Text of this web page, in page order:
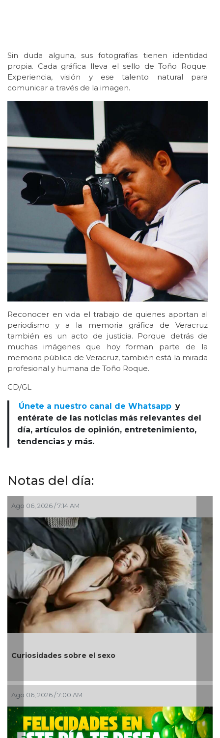
Sin duda alguna, sus fotografías tienen identidad
propia. Cada gráfica lleva el sello de Toño Roque.
Experiencia, visión y ese talento natural para
comunicar a través de la imagen.
Reconocer en vida el trabajo de quienes aportan al
periodismo y a la memoria gráfica de Veracruz
también es un acto de justicia. Porque detrás de
muchas imágenes que hoy forman parte de la
memoria pública de Veracruz, también está la mirada
profesional y humana de Toño Roque.
CD/GL
Únete a nuestro canal de Whatsapp y
entérate de las noticias más relevantes del
día, artículos de opinión, entretenimiento,
tendencias y más.
Notas del día:
Ago 06, 2026 / 4:30 AM
Día Mundial de la Miel: un homenaje al trabajo de
las abejas y a uno de los alimentos más naturales
Ago 06, 2026 / 12:01 AM